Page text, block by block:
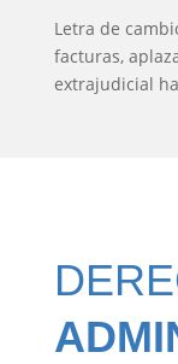
Letra de
facturas,
extrajudicial